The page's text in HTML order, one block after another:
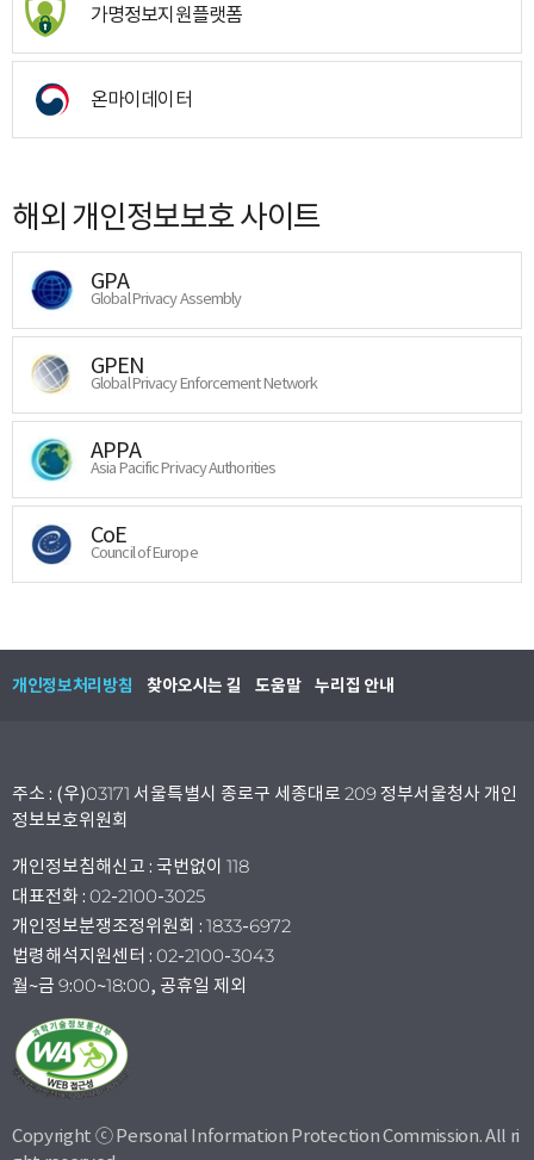
가명정보지원플랫폼
온마이데이터
해외 개인정보보호 사이트
GPA
Global Privacy Assembly
GPEN
Global Privacy Enforcement Network
APPA
Asia Pacific Privacy Authorities
CoE
Council of Europe
개인정보처리방침 찾아오시는 길 도움말 누리집 안내
주소 : (우)03171 서울특별시 종로구 세종대로 209 정부서울청사 개인
정보보호위원회
개인정보침해신고 : 국번없이 118
대표전화 : 02-2100-3025
개인정보분쟁조정위원회 : 1833-6972
법령해석지원센터 : 02-2100-3043
월~금 9:00~18:00, 공휴일 제외
Copyright ⓒ Personal Information Protection Commission. All ri